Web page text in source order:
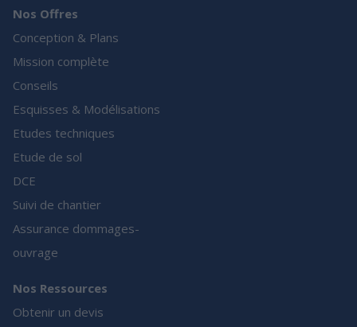
Nos Offres
Conception & Plans
Mission complète
Conseils
Esquisses & Modélisations
Etudes techniques
Etude de sol
DCE
Suivi de chantier
Assurance dommages-
ouvrage
Nos Ressources
Obtenir un devis